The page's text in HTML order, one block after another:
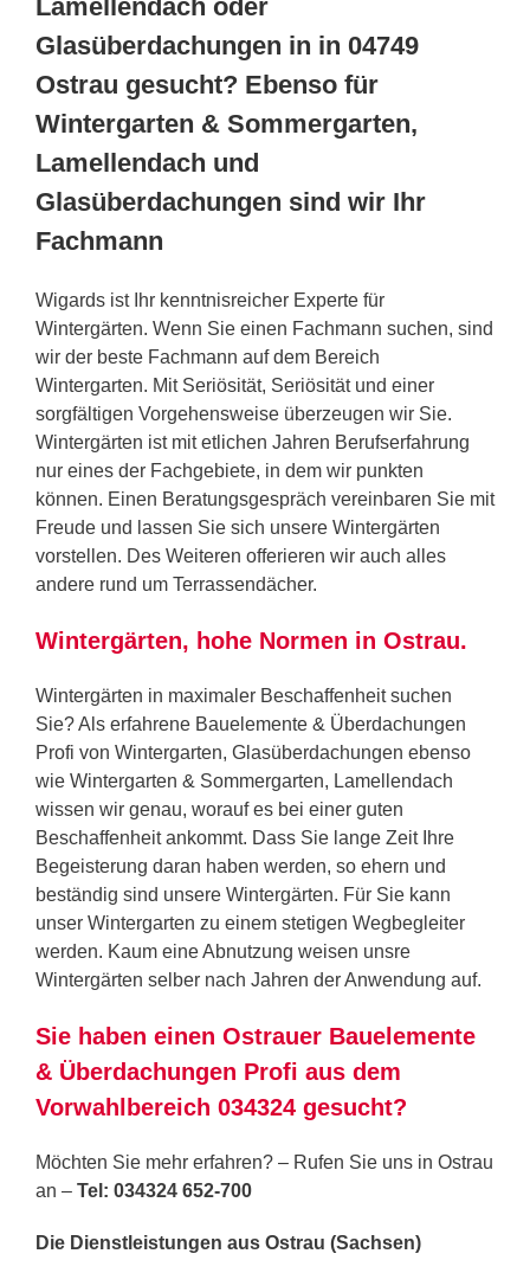
Lamellendach oder
Glasüberdachungen in in 04749
Ostrau gesucht? Ebenso für
Wintergarten & Sommergarten,
Lamellendach und
Glasüberdachungen sind wir Ihr
Fachmann
Wigards ist Ihr kenntnisreicher Experte für
Wintergärten. Wenn Sie einen Fachmann suchen, sind
wir der beste Fachmann auf dem Bereich
Wintergarten. Mit Seriösität, Seriösität und einer
sorgfältigen Vorgehensweise überzeugen wir Sie.
Wintergärten ist mit etlichen Jahren Berufserfahrung
nur eines der Fachgebiete, in dem wir punkten
können. Einen Beratungsgespräch vereinbaren Sie mit
Freude und lassen Sie sich unsere Wintergärten
vorstellen. Des Weiteren offerieren wir auch alles
andere rund um Terrassendächer.
Wintergärten, hohe Normen in Ostrau.
Wintergärten in maximaler Beschaffenheit suchen
Sie? Als erfahrene Bauelemente & Überdachungen
Profi von Wintergarten, Glasüberdachungen ebenso
wie Wintergarten & Sommergarten, Lamellendach
wissen wir genau, worauf es bei einer guten
Beschaffenheit ankommt. Dass Sie lange Zeit Ihre
Begeisterung daran haben werden, so ehern und
beständig sind unsere Wintergärten. Für Sie kann
unser Wintergarten zu einem stetigen Wegbegleiter
werden. Kaum eine Abnutzung weisen unsre
Wintergärten selber nach Jahren der Anwendung auf.
Sie haben einen Ostrauer Bauelemente
& Überdachungen Profi aus dem
Vorwahlbereich 034324 gesucht?
Möchten Sie mehr erfahren? – Rufen Sie uns in Ostrau
an – Tel: 034324 652-700
Die Dienstleistungen aus Ostrau (Sachsen)